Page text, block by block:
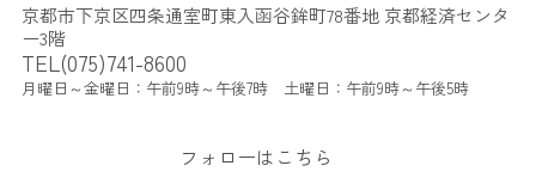
京都市下京区四条通室町東入函谷鉾町78番地 京都経済センタ
ー3階
TEL(075)741-8600
月曜日～金曜日：午前9時～午後7時 土曜日：午前9時～午後5時
フォローはこちら